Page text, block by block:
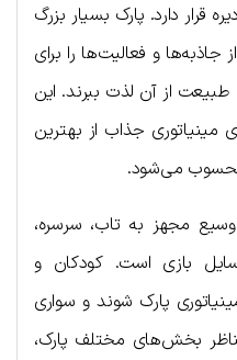
قرار دارد. پارک بسیار بزرگ
و فعالیت‌ها را برای
از آن لذت ببرند. این
مینیاتوری جذاب از بهترین
محسوب می‌شود.
مجهز به تاب، سرسره،
بازی است. کودکان و
پارک شوند و سواری
بخش‌های مختلف پارک،